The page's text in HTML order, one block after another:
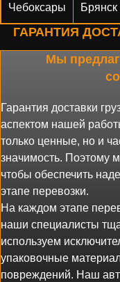
Чебоксары Брянск
ГАРАНТИЯ
Мы
Гарантия доставки
аспектом нашей
только ценные, но и
значимость. Поэтому
чтобы обеспечить
этапе перевозки.
На каждом этапе
наши специалисты
используем
упаковочные
повреждений. Наш